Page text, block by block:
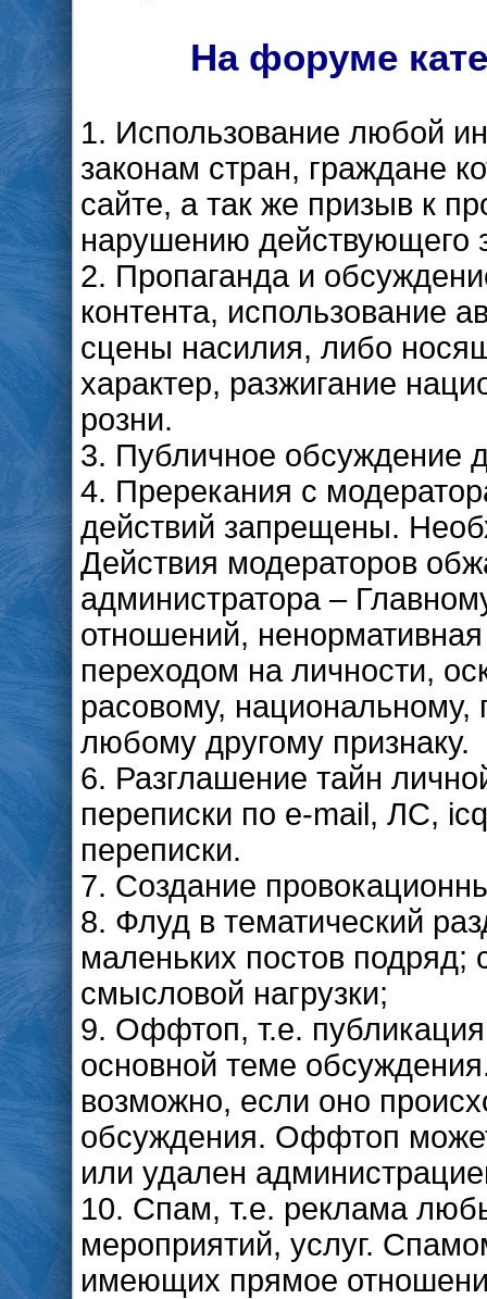
На форуме
1. Использование любой
законам стран, граждане
сайте, а так же призыв к
нарушению действующего
2. Пропаганда и
контента, использование
сцены насилия, либо
характер, разжигание
розни.
3. Публичное обсуждение
4. Пререкания с
действий запрещены.
Действия модераторов
администратора –
отношений,
переходом на личности,
расовому,
любому другому признаку.
6. Разглашение тайн
переписки по e-mail, ЛС,
переписки.
7. Создание
8. Флуд в тематический
маленьких постов
смысловой нагрузки;
9. Оффтоп, т.е.
основной теме
возможно, если оно
обсуждения. Оффтоп
или удален
10. Спам, т.е. реклама
мероприятий, услуг.
имеющих прямое